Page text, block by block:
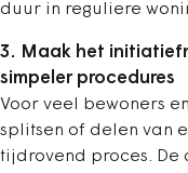
duur in reguliere
3. Maak het
simpeler procedures
Voor veel bewoners
splitsen of delen van
tijdrovend proces. De